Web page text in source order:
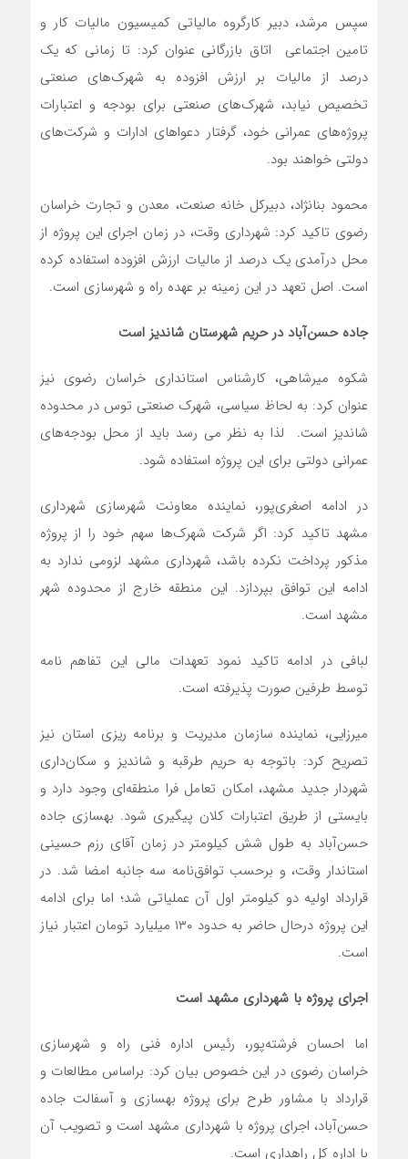
سپس مرشد، دبیر کارگروه مالیاتی کمیسیون مالیات کار و
تامین اجتماعی اتاق بازرگانی عنوان کرد: تا زمانی که یک
درصد از مالیات بر ارزش افزوده به شهرک‌های صنعتی
تخصیص نیابد، شهرک‌های صنعتی برای بودجه و اعتبارات
پروژه‌های عمرانی خود، گرفتار دعواهای ادارات و شرکت‌های
دولتی خواهند بود.
محمود بنانژاد، دبیرکل خانه صنعت، معدن و تجارت خراسان
رضوی تاکید کرد: شهرداری وقت، در زمان اجرای این پروژه از
محل درآمدی یک درصد از مالیات ارزش افزوده استفاده کرده
است. اصل تعهد در این زمینه بر عهده راه و شهرسازی است.
جاده‌ حسن‌آباد در حریم شهرستان شاندیز است
شکوه میرشاهی، کارشناس استانداری خراسان رضوی نیز
عنوان کرد: به لحاظ سیاسی، شهرک صنعتی توس در محدوده
شاندیز است. لذا به نظر می رسد باید از محل بودجه‌های
عمرانی دولتی برای این پروژه استفاده شود.
در ادامه اصغری‌پور، نماینده معاونت شهرسازی شهرداری
مشهد تاکید کرد: اگر شرکت شهرک‌ها سهم خود را از پروژه
مذکور پرداخت نکرده باشد، شهرداری مشهد لزومی ندارد به
ادامه این توافق بپردازد. این منطقه خارج از محدوده شهر
مشهد است.
لبافی در ادامه تاکید نمود تعهدات مالی این تفاهم نامه
توسط طرفین صورت پذیرفته است.
میرزایی، نماینده سازمان مدیریت و برنامه ریزی استان نیز
تصریح کرد: باتوجه به حریم طرقبه و شاندیز و سکان‌داری
شهردار جدید مشهد، امکان تعامل فرا منطقه‌ای وجود دارد و
بایستی از طریق اعتبارات کلان پیگیری شود. بهسازی جاده
حسن‌آباد به طول شش کیلومتر در زمان آقای رزم حسینی
استاندار وقت، و برحسب توافق‌نامه سه جانبه امضا شد. در
قرارداد اولیه دو کیلومتر اول آن عملیاتی شد؛ اما برای ادامه
این پروژه درحال حاضر به حدود ۱۳۰ میلیارد تومان اعتبار نیاز
است.
اجرای پروژه با شهرداری مشهد است
اما احسان فرشته‌پور، رئیس اداره فنی راه و شهرسازی
خراسان رضوی در این خصوص بیان کرد: براساس مطالعات و
قرارداد با مشاور طرح برای پروژه بهسازی و آسفالت جاده
حسن‌آباد، اجرای پروژه با شهرداری مشهد است و تصویب آن
با اداره کل راهداری است.